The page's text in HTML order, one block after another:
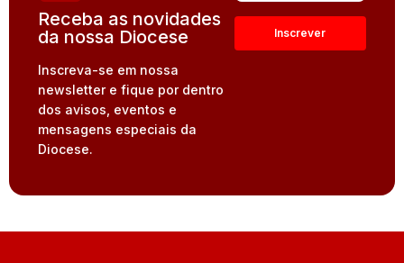
Receba as novidades
da nossa Diocese
Inscreva-se em nossa
newsletter e fique por dentro
dos avisos, eventos e
mensagens especiais da
Diocese.